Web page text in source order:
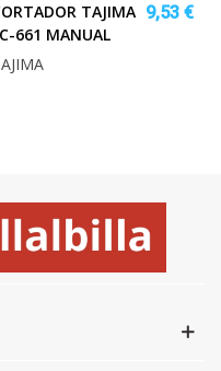
TAJIMA
661 MANUAL
9,53 €